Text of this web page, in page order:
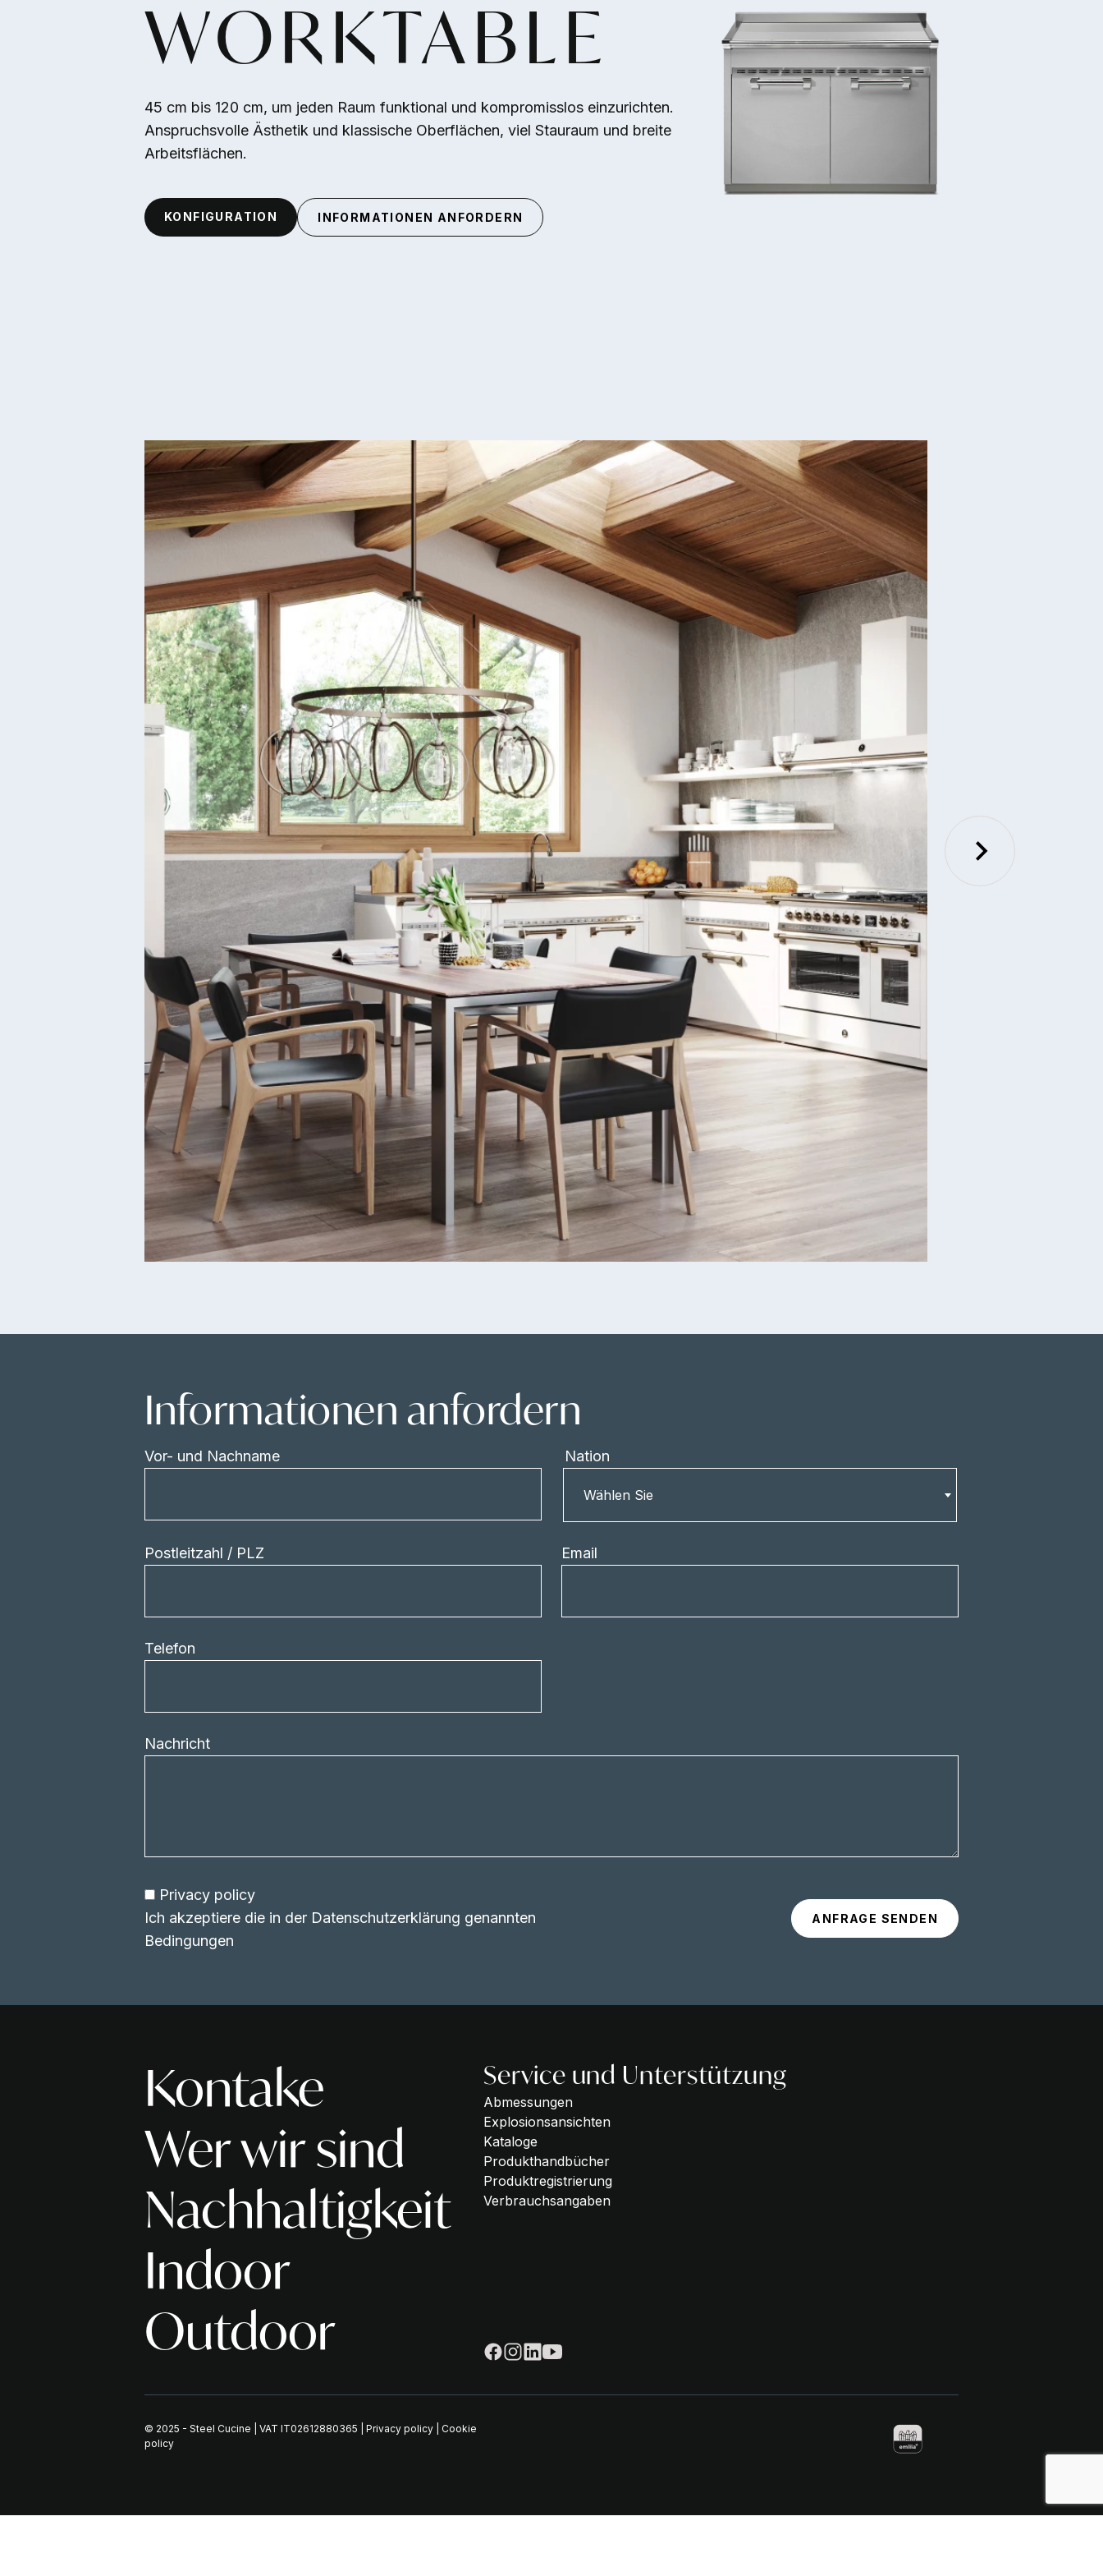
WORKTABLE
45 cm bis 120 cm, um jeden Raum funktional und kompromisslos einzurichten.
Anspruchsvolle Ästhetik und klassische Oberflächen, viel Stauraum und breite
Arbeitsflächen.
KONFIGURATION INFORMATIONEN ANFORDERN
Informationen anfordern
Vor- und Nachname
Nation
Wählen Sie
Postleitzahl / PLZ Email
Telefon
Nachricht
Privacy policy
Ich akzeptiere die in der Datenschutzerklärung genannten
Bedingungen
Kontake
Wer wir sind
Nachhaltigkeit
Indoor
Outdoor
Service und Unterstützung
Abmessungen
Explosionsansichten
Kataloge
Produkthandbücher
Produktregistrierung
Verbrauchsangaben
© 2025 - Steel Cucine | VAT IT02612880365 | Privacy policy
Cookie
policy